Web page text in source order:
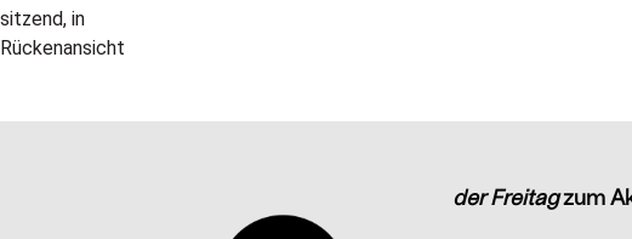
der Freitagzum